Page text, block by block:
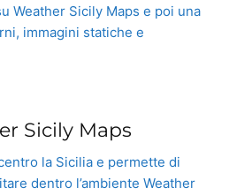
Weather Sicily Maps e poi una
immagini statiche e
Sicily Maps
la Sicilia e permette di
dentro l’ambiente Weather